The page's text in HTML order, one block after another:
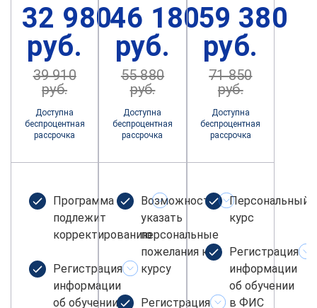
32 980
руб.
39 910
руб.
Доступна
беспроцентная
рассрочка
Программа не
подлежит
корректированию
Регистрация
информации
об обучении
46 180
руб.
55 880
руб.
Доступна
беспроцентная
рассрочка
Возможность
указать
персональные
пожелания к
курсу
Регистрация
59 380
руб.
71 850
руб.
Доступна
беспроцентная
рассрочка
Персональный
курс
Регистрация
информации
об обучении
в ФИС